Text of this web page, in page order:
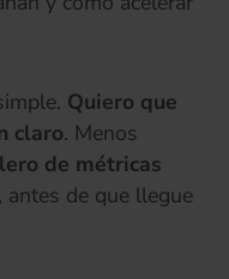
Quiero que
claro. Menos
de métricas
, antes de que llegue